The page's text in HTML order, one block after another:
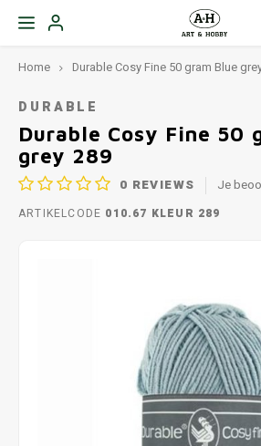
Home Durable Cosy Fine 50 gram Blue
DURABLE
Durable Cosy Fine 50
grey 289
0 REVIEWS Je
ARTIKELCODE 010.67 KLEUR 289